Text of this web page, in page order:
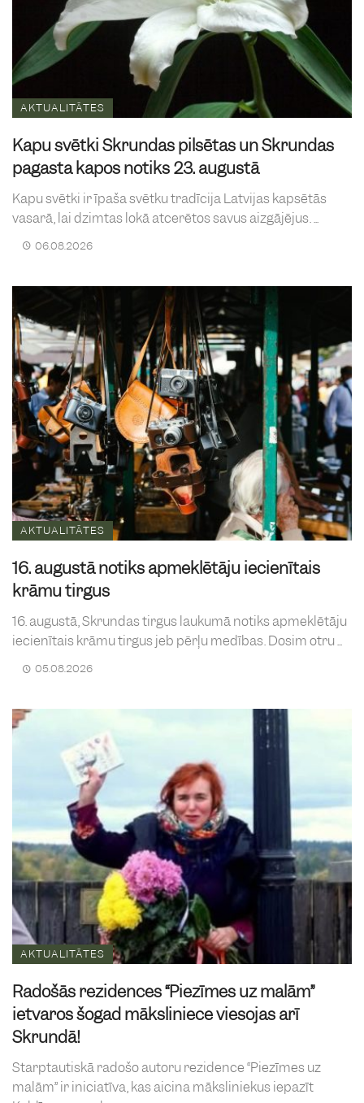
AKTUALITĀTES
Kapu svētki Skrundas pilsētas un Skrundas
pagasta kapos notiks 23. augustā
Kapu svētki ir īpaša svētku tradīcija Latvijas kapsētās
vasarā, lai dzimtas lokā atcerētos savus aizgājējus. ...
06.08.2026
AKTUALITĀTES
16. augustā notiks apmeklētāju iecienītais
krāmu tirgus
16. augustā, Skrundas tirgus laukumā notiks apmeklētāju
iecienītais krāmu tirgus jeb pērļu medības. Dosim otru ...
05.08.2026
AKTUALITĀTES
Radošās rezidences “Piezīmes uz malām”
ietvaros šogad māksliniece viesojas arī
Skrundā!
Starptautiskā radošo autoru rezidence “Piezīmes uz
malām” ir iniciatīva, kas aicina māksliniekus iepazīt